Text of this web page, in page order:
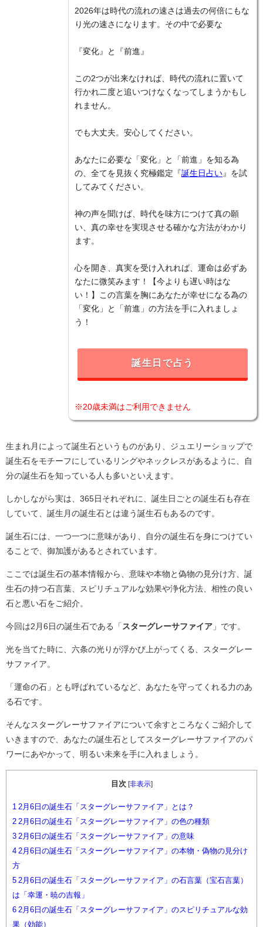
2026年は時代の流れの速さは過去の何倍にもな
り光の速さになります。その中で必要な
『変化』と『前進』
この2つが出来なければ、時代の流れに置いて
行かれ二度と追いつけなくなってしまうかもし
れません。
でも大丈夫。安心してください。
あなたに必要な「変化」と「前進」を知る為
の、全てを見抜く究極鑑定『誕生日占い 』を試
してみてください。
神の声を聞けば、時代を味方につけて真の願
い、真の幸せを実現させる確かな方法がわかり
ます。
心を開き、真実を受け入れれば、運命は必ずあ
なたに微笑みます！【今よりも遅い時はな
い！】この言葉を胸にあなたが幸せになる為の
「変化」と「前進」の方法を手に入れましょ
う！
誕生日で占う
※20歳未満はご利用できません
生まれ月によって誕生石というものがあり、ジュエリーショップで
誕生石をモチーフにしているリングやネックレスがあるように、自
分の誕生石を知っている人も多いといえます。
しかしながら実は、365日それぞれに、誕生日ごとの誕生石も存在
していて、誕生月の誕生石とは違う誕生石もあるのです。
誕生石には、一つ一つに意味があり、自分の誕生石を身につけてい
ることで、御加護があるとされています。
ここでは誕生石の基本情報から、意味や本物と偽物の見分け方、誕
生石の持つ石言葉、スピリチュアルな効果や浄化方法、相性の良い
石と悪い石をご紹介。
今回は2月6日の誕生石である「 スターグレーサファイア 」です。
光を当てた時に、六条の光りが浮かび上がってくる、スターグレー
サファイア。
「運命の石」とも呼ばれているなど、あなたを守ってくれる力のあ
る石です。
そんなスターグレーサファイアについて余すところなくご紹介して
いきますので、あなたの誕生石としてスターグレーサファイアのパ
ワーにあやかって、明るい未来を手に入れましょう。
目次 [非表示]
1
2月6日の誕生石「スターグレーサファイア」とは？
2 2月6日の誕生石「スターグレーサファイア」の色の種類
3 2月6日の誕生石「スターグレーサファイア」の意味
4 2月6日の誕生石「スターグレーサファイア」の本物・偽物の見分け
方
5 2月6日の誕生石「スターグレーサファイア」の石言葉（宝石言葉）
は「幸運・暁の吉報」
6 2月6日の誕生石「スターグレーサファイア」のスピリチュアルな効
果（効能）